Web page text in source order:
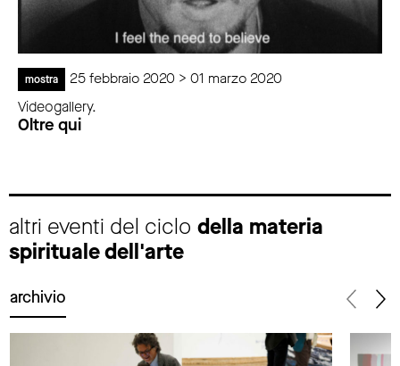
mostra
25 febbraio 2020 > 01 marzo 2020
Videogallery.
Oltre qui
altri eventi del ciclo della materia
spirituale dell'arte
archivio